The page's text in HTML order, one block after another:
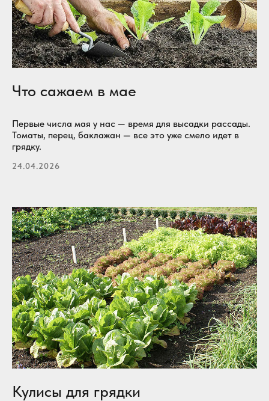
Что сажаем в мае
Первые числа мая у нас — время для высадки рассады.
Томаты, перец, баклажан — все это уже смело идет в
грядку.
24.04.2026
Кулисы для грядки